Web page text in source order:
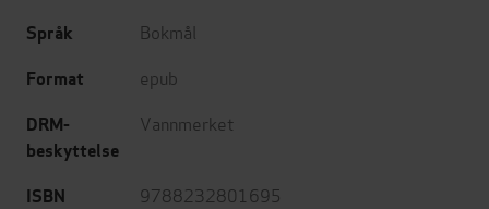
Språk Bokmål
Format epub
DRM-
beskyttelse
Vannmerket
ISBN 9788232801695